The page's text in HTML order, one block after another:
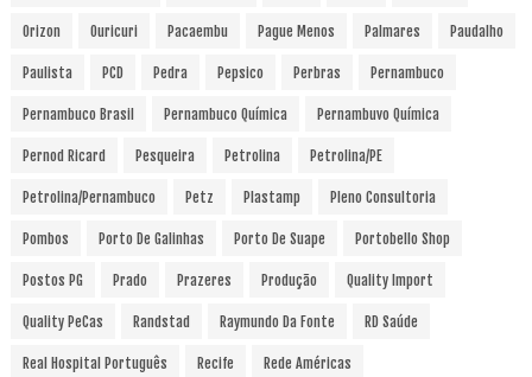
Orizon Ouricuri Pacaembu Pague Menos Palmares Paudalho
Paulista PCD Pedra Pepsico Perbras Pernambuco
Pernambuco Brasil Pernambuco Química Pernambuvo Química
Pernod Ricard Pesqueira Petrolina Petrolina/PE
Petrolina/Pernambuco Petz Plastamp Pleno Consultoria
Pombos Porto De Galinhas Porto De Suape Portobello Shop
Postos PG Prado Prazeres Produção Quality Import
Quality PeCas Randstad Raymundo Da Fonte RD Saúde
Real Hospital Português Recife Rede Américas